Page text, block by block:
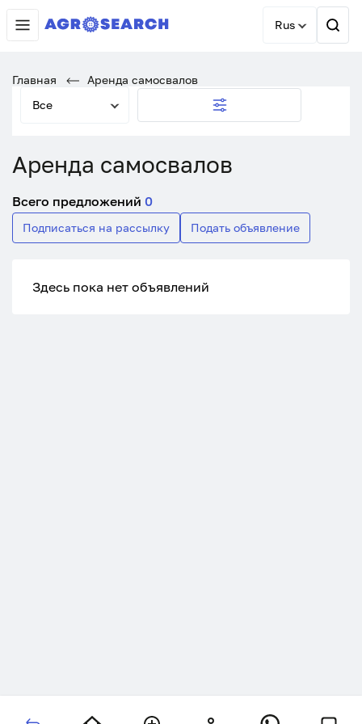
Rus
Главная
Аренда самосвалов
Все
Аренда самосвалов
Всего предложений 0
Подписаться на рассылку Подать объявление
Здесь пока нет объявлений